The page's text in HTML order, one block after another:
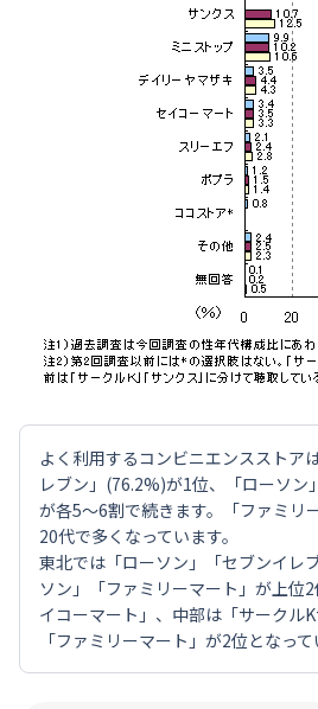
よく利用するコンビニエンスストア
レブン」(76.2%)が1位、「ローソン
が各5～6割で続きます。「ファミリ
20代で多くなっています。
東北では「ローソン」「セブンイレ
ソン」「ファミリーマート」が上位
イコーマート」、中部は「サークル
「ファミリーマート」が2位となって